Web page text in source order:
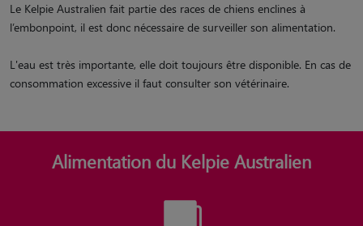
Le Kelpie Australien fait partie des races de chiens enclines à
l’embonpoint, il est donc nécessaire de surveiller son alimentation.
L'eau est très importante, elle doit toujours être disponible. En cas de
consommation excessive il faut consulter son vétérinaire.
Alimentation du Kelpie Australien